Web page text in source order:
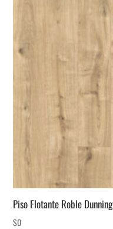
Piso Flotante Roble
$0